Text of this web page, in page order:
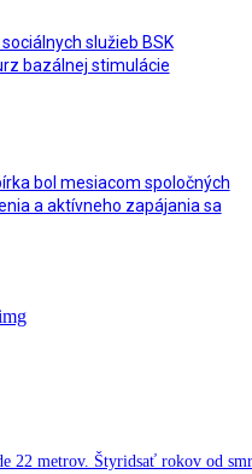
služieb BSK
bazálnej stimulácie
bol mesiacom spoločných
a aktívneho zapájania sa
22 metrov. Štyridsať rokov od